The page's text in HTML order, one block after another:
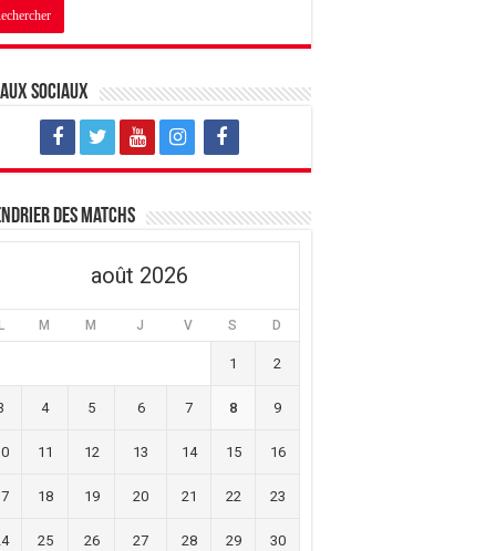
sociaux
des matchs
août 2026
M M J V S D
1 2
4 5 6 7 8 9
11 12 13 14 15 16
18 19 20 21 22 23
25 26 27 28 29 30